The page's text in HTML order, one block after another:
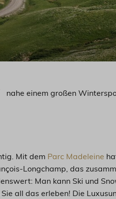
nahe einem großen
Mit dem Parc Madeleine
Longchamp, das
Man kann Ski und
all das erleben! Die